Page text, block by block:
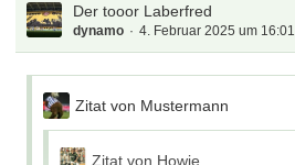
Der tooor Laberfred
dynamo 4. Februar 2025 um 16:01
Zitat von Mustermann
Zitat von Howie